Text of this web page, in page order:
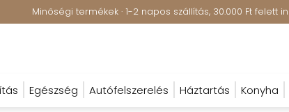
Minőségi termékek · 1-2 napos szállítás, 30.000 Ft felett
Egészség Autófelszerelés Háztartás Konyha